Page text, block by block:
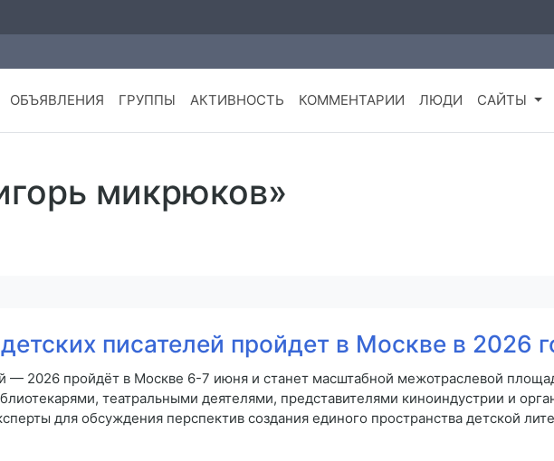
ОБЪЯВЛЕНИЯ ГРУППЫ АКТИВНОСТЬ КОММЕНТАРИИ ЛЮДИ САЙТЫ
микрюков»
писателей пройдет в Москве в 2026
— 2026 пройдёт в Москве 6-7 июня и станет масштабной межотраслевой
театральными деятелями, представителями киноиндустрии и
для обсуждения перспектив создания единого пространства детской